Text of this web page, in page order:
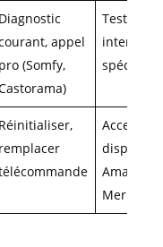
Diagnostic
appel
pro (Somfy,
Testeur,
Réinitialiser,
remplacer
Amazon,
Merlin